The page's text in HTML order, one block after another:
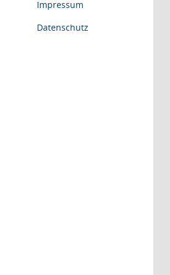
Impressum
Datenschutz